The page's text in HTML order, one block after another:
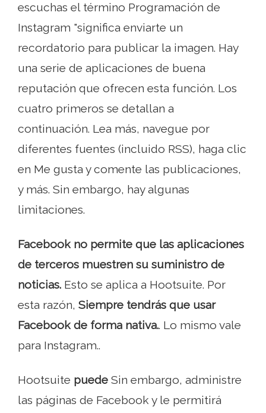
escuchas el término Programación de
Instagram "significa enviarte un
recordatorio para publicar la imagen. Hay
una serie de aplicaciones de buena
reputación que ofrecen esta función. Los
cuatro primeros se detallan a
continuación. Lea más, navegue por
diferentes fuentes (incluido RSS), haga clic
en Me gusta y comente las publicaciones,
y más. Sin embargo, hay algunas
limitaciones.
Facebook no permite que las aplicaciones
de terceros muestren su suministro de
noticias. Esto se aplica a Hootsuite. Por
esta razón, Siempre tendrás que usar
Facebook de forma nativa.. Lo mismo vale
para Instagram..
Hootsuite puede Sin embargo, administre
las páginas de Facebook y le permitirá